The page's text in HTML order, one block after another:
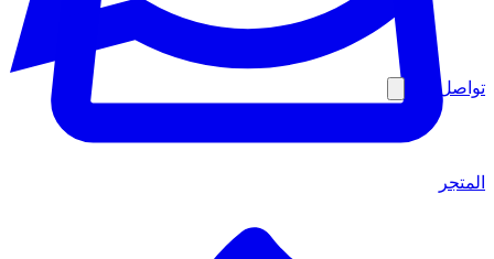
تواصل معنا
المتجر